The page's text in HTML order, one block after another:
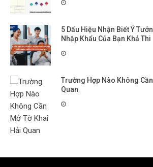
5 Dấu Hiệu Nhận Biết Ý
Nhập Khẩu Của Bạn Khả Thi
Trường Hợp Nào Không
Quan